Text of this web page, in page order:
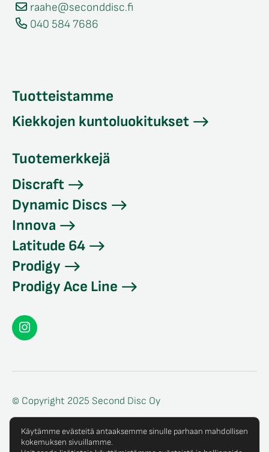
raahe@seconddisc.fi
040 584 7686
Tuotteistamme
Kiekkojen kuntoluokitukset
Tuotemerkkejä
Discraft
Dynamic Discs
Innova
Latitude 64
Prodigy
Prodigy Ace Line
Seconddisc
© Copyright 2025 Second Disc Oy
Tietosuojaseloste
Tilaus- ja toimitusehdot
Käytämme evästeitä antaaksemme sinulle parhaan mahdollisen
kokemuksen sivuillamme.